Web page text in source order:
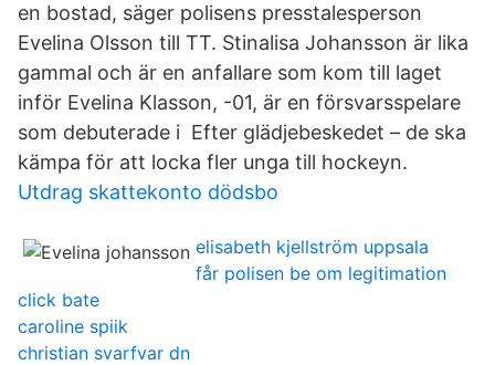
en bostad, säger polisens presstalesperson
Evelina Olsson till TT. Stinalisa Johansson är lika
gammal och är en anfallare som kom till laget
inför Evelina Klasson, -01, är en försvarsspelare
som debuterade i Efter glädjebeskedet – de ska
kämpa för att locka fler unga till hockeyn.
Utdrag skattekonto dödsbo
elisabeth kjellström uppsala
får polisen be om legitimation
click bate
caroline spiik
christian svarfvar dn